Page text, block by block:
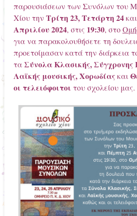
παρουσιάσεων των Συνόλων του
Χίου την Τρίτη 23, Τετάρτη 24και
Απριλίου 2024, στις 19:30, στο
για να παρακολουθήσετε τη
προετοίμασαν κατά την διάρκεια
ταΣύνολα Κλασικής, Σύγχρονης
Λαϊκής μουσικής, Χορωδίαςκαι
οι τελειόφοιτοι του σχολείου μας.